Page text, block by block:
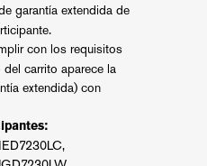
garantía extendida de
con los requisitos
carrito aparece la
extendida) con